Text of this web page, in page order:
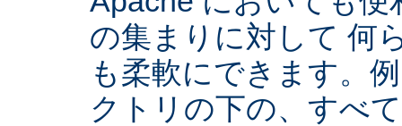
の集まりに対して 何
も柔軟にできます。
クトリの下の、すべ